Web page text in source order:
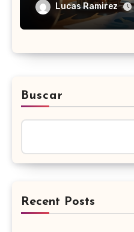
Lucas Ramirez
Buscar
Recent Posts